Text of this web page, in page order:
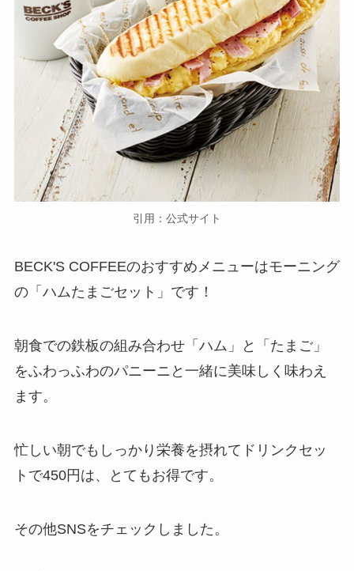
引用：公式サイト
BECK'S COFFEEのおすすめメニューはモーニング
の「ハムたまごセット」です！
朝食での鉄板の組み合わせ「ハム」と「たまご」
をふわっふわのパニーニと一緒に美味しく味わえ
ます。
忙しい朝でもしっかり栄養を摂れてドリンクセッ
トで450円は、とてもお得です。
その他SNSをチェックしました。